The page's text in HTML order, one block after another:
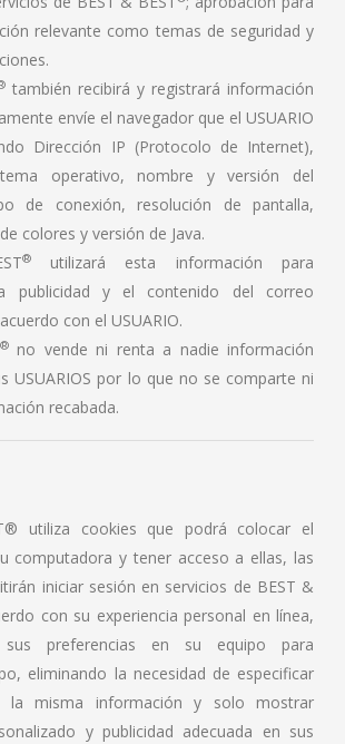
relevante como temas de seguridad y
también recibirá y registrará información
envíe el navegador que el USUARIO
Dirección IP (Protocolo de Internet),
operativo, nombre y versión del
de conexión, resolución de pantalla,
colores y versión de Java.
®utilizará esta información para
publicidad y el contenido del correo
con el USUARIO.
®no vende ni renta a nadie información
USUARIOS por lo que no se comparte ni
recabada.
utiliza cookies que podrá colocar el
computadora y tener acceso a ellas, las
iniciar sesión en servicios de BEST &
con su experiencia personal en línea,
sus preferencias en su equipo para
eliminando la necesidad de especificar
la misma información y solo mostrar
y publicidad adecuada en sus